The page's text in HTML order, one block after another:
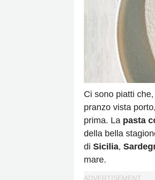
Ci sono piatti
pranzo vista
prima. La pasta
della bella
di Sicilia,
mare.